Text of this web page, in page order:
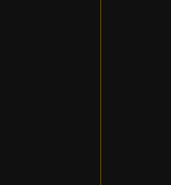
ADD TO